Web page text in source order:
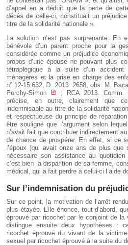
d’appel en a déduit que la perte de
décès de celle-ci, constituait un
titre de la solidarité nationale ».
La solution n’est pas surprenante. En
bénévole d’un parent proche pour la
considérée comme un préjudice
propos d’une épouse ne pouvant plus
tétraplégique à la suite d’un
ménagères et la prise en charge des
n° 12-15.632, D. 2013. 2658, obs. M.
Porchy-Simon
; RCA 2013. Comm.
précise, en outre, clairement que
indemnisable au titre de la solidarité
et respectueuse du principe de
être souligné que l’argument selon
n’avait fait que contribuer indirectement
de chance de prospérer. En effet, si ce
l’époux (qui avait onze ans de plus que
nécessaire son assistance au quotidien
c’est bien la disparition de sa femme,
médical, qui a fait perdre à celui-ci l’aide
Sur l’indemnisation du
Sur ce point, la motivation de l’arrêt
plus étayée. Elle énonce, tout d’abord,
éprouvé par ricochet par le conjoint de
distingue ensuite deux hypothèses :
ricochet éprouvé du vivant de la
sexuel par ricochet éprouvé à la suite du